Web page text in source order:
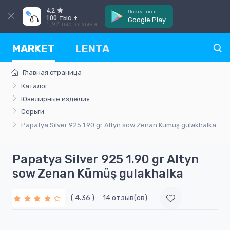
4,2
100 тыс.+
1,92 тыс. отзыва
Доступно в
Google Play
MARKET LENTA
Главная страница
Каталог
Ювелирные изделия
Серьги
Papatya Silver 925 1.90 gr Altyn sow Zenan Kümüş gulakhalka
Papatya Silver 925 1.90 gr Altyn
sow Zenan Kümüş gulakhalka
( 4.36 ) 14 отзыв(ов)